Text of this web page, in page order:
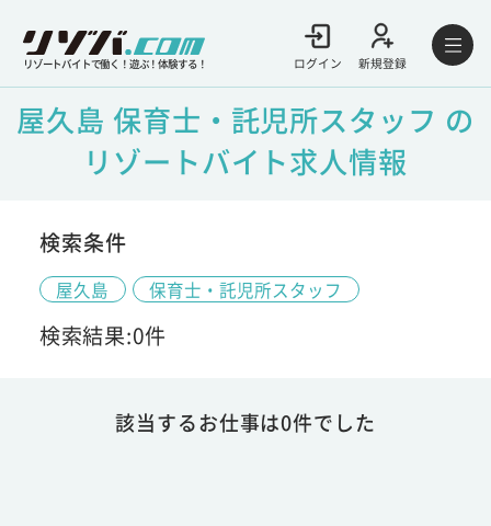
リゾートバイトで働く！遊ぶ！体験する！ ログイン 新規登録
屋久島 保育士・託児所スタッフ の
リゾートバイト求人情報
検索条件
屋久島 保育士・託児所スタッフ
検索結果:0件
該当するお仕事は0件でした